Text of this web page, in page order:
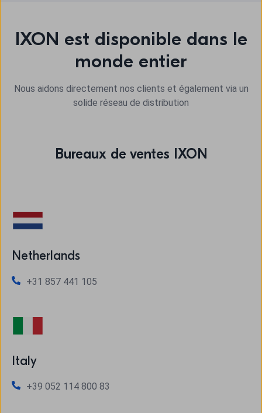
IXON est disponible dans le
monde entier
Nous aidons directement nos clients et également via un
solide réseau de distribution
Bureaux de ventes IXON
Netherlands
+31 857 441 105
Italy
+39 052 114 800 83